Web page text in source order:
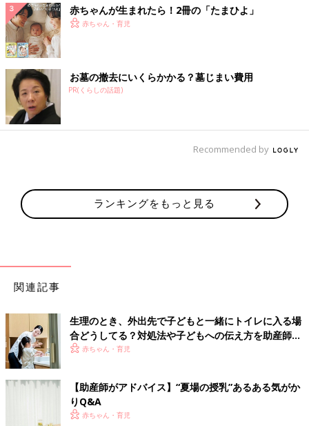
「肩や腰の痛みといった、我慢できてしまう不調だと、受診する
ほどじゃないから様子見と自己判断したり、ケアする時間がつく
りにくくてそのままにしている人も多いのではないでしょうか。
男性に比べ、女性は疲れなどの負担が体に出やすいんです」と濱
脇先生。
気がかりがあるときは、手軽に専門家に相談できるオンライン講
座を受け、心身を晴れやかにさせるのもいいかもしれません。
濵脇文子先生（左）と、立花みどり先生
赤ちゃんが生まれたら！2冊の「たまひよ」
赤ちゃん・育児
お墓の撤去にいくらかかる？墓じまい費用
PR(くらしの話題)
Recommended by
ランキングをもっと見る
関連記事
生理のとき、外出先で子どもと一緒にトイレに入る場
合どうしてる？対処法や子どもへの伝え方を助産師が
解説！
赤ちゃん・育児
【助産師がアドバイス】“夏場の授乳”あるある気がか
りQ&A
赤ちゃん・育児